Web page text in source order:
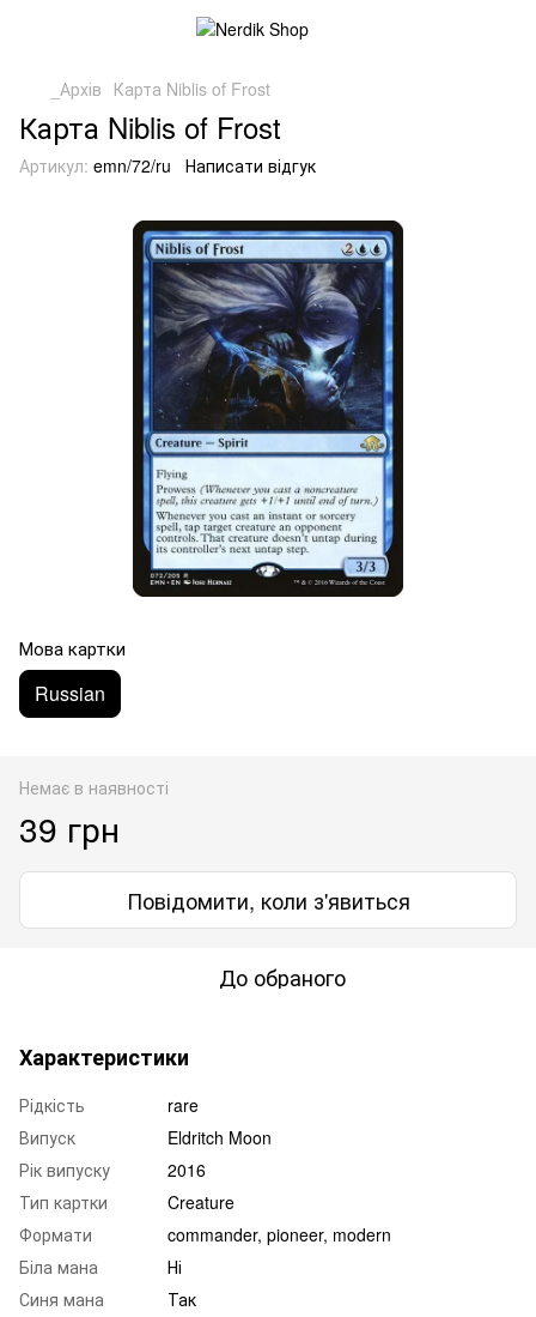
_Архів Карта Niblis of Frost
Карта Niblis of Frost
Артикул: emn/72/ru Написати відгук
Мова картки
Russian
Немає в наявності
39 грн
Повідомити, коли з'явиться
До обраного
Характеристики
Рідкість
rare
Випуск
Eldritch Moon
Рік випуску
2016
Тип картки
Creature
Формати
commander, pioneer, modern
Біла мана
Ні
Синя мана
Так